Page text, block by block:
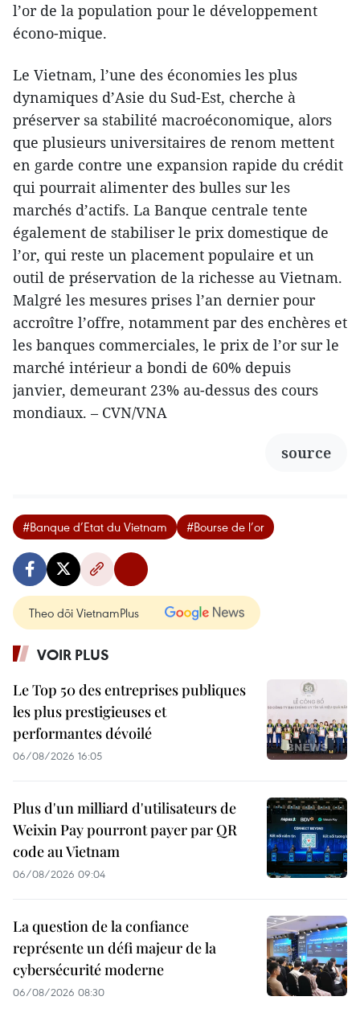
l’or de la population pour le développement
écono-mique.
Le Vietnam, l’une des économies les plus
dynamiques d’Asie du Sud-Est, cherche à
préserver sa stabilité macroéconomique, alors
que plusieurs universitaires de renom mettent
en garde contre une expansion rapide du crédit
qui pourrait alimenter des bulles sur les
marchés d’actifs. La Banque centrale tente
également de stabiliser le prix domestique de
l’or, qui reste un placement populaire et un
outil de préservation de la richesse au Vietnam.
Malgré les mesures prises l’an dernier pour
accroître l’offre, notamment par des enchères et
les banques commerciales, le prix de l’or sur le
marché intérieur a bondi de 60% depuis
janvier, demeurant 23% au-dessus des cours
mondiaux. – CVN/VNA
source
#Banque d’Etat du Vietnam #Bourse de l’or
Theo dõi VietnamPlus
VOIR PLUS
Le Top 50 des entreprises publiques
les plus prestigieuses et
performantes dévoilé
06/08/2026 16:05
Plus d'un milliard d'utilisateurs de
Weixin Pay pourront payer par QR
code au Vietnam
06/08/2026 09:04
La question de la confiance
représente un défi majeur de la
cybersécurité moderne
06/08/2026 08:30